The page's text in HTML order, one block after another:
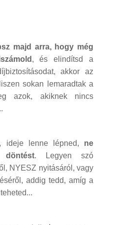
majd arra, hogy még
, és elindítsd a
akkor az
sokan lemaradtak a
azok, akiknek nincs
ideje lenne lépned, ne
. Legyen szó
NYESZ nyitásáról, vagy
addig tedd, amíg a